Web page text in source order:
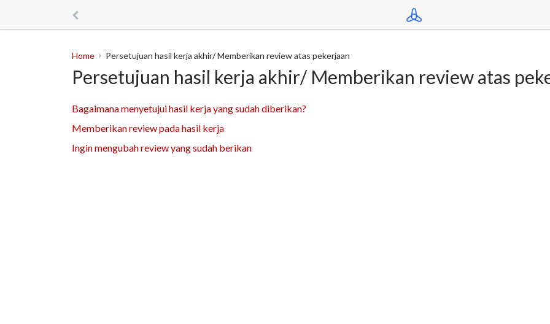
Home Persetujuan hasil kerja akhir/ Memberikan review atas pekerjaan
Persetujuan hasil kerja akhir/ Memberikan review atas
Bagaimana menyetujui hasil kerja yang sudah diberikan?
Memberikan review pada hasil kerja
Ingin mengubah review yang sudah berikan